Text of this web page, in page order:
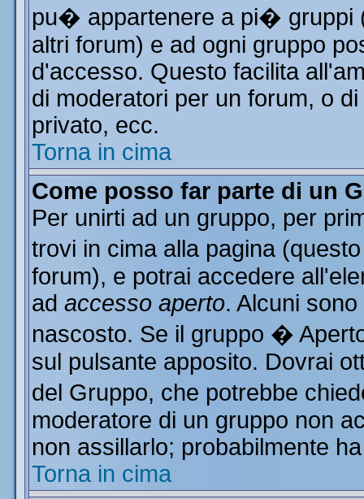
pu� appartenere a pi� gruppi
altri forum) e ad ogni gruppo
d'accesso. Questo facilita
di moderatori per un forum, o
privato, ecc.
Torna in cima
Come posso far parte di un
Per unirti ad un gruppo, per
trovi in cima alla pagina
forum), e potrai accedere
ad accesso aperto. Alcuni
nascosto. Se il gruppo �
sul pulsante apposito. Dovrai
del Gruppo, che potrebbe
moderatore di un gruppo non
non assillarlo; probabilmente
Torna in cima